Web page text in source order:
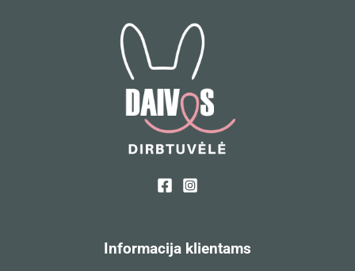
Informacija klientams